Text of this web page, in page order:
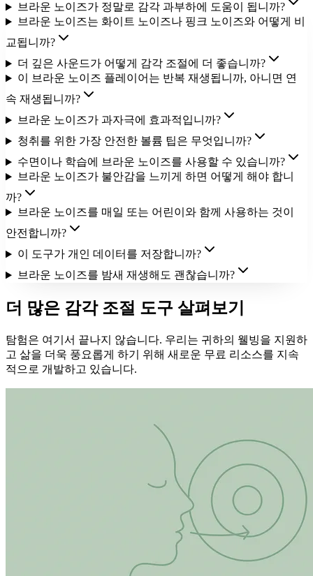
브라운 노이즈가 정말로 감각 과부하에 도움이 됩니까?
브라운 노이즈는 화이트 노이즈나 핑크 노이즈와 어떻게 비
교됩니까?
더 깊은 사운드가 어떻게 감각 조절에 더 좋습니까?
이 브라운 노이즈 플레이어는 반복 재생됩니까, 아니면 연
속 재생됩니까?
브라운 노이즈가 과자극에 효과적입니까?
청취를 위한 가장 안전한 볼륨 팁은 무엇입니까?
수면이나 학습에 브라운 노이즈를 사용할 수 있습니까?
브라운 노이즈가 불안감을 느끼게 하면 어떻게 해야 합니
까?
브라운 노이즈를 매일 또는 어린이와 함께 사용하는 것이
안전합니까?
이 도구가 개인 데이터를 저장합니까?
브라운 노이즈를 밤새 재생해도 괜찮습니까?
더 많은 감각 조절 도구 살펴보기
탐험은 여기서 끝나지 않습니다. 우리는 귀하의 웰빙을 지원하
고 삶을 더욱 풍요롭게 하기 위해 새로운 무료 리소스를 지속
적으로 개발하고 있습니다.